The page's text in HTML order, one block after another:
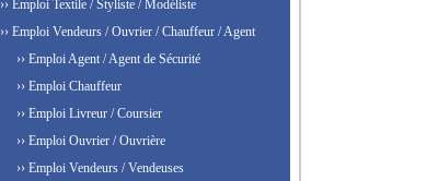
›› Emploi Textile / Styliste / Modéliste
›› Emploi Vendeurs / Ouvrier / Chauffeur / Agent
›› Emploi Agent / Agent de Sécurité
›› Emploi Chauffeur
›› Emploi Livreur / Coursier
›› Emploi Ouvrier / Ouvrière
›› Emploi Vendeurs / Vendeuses